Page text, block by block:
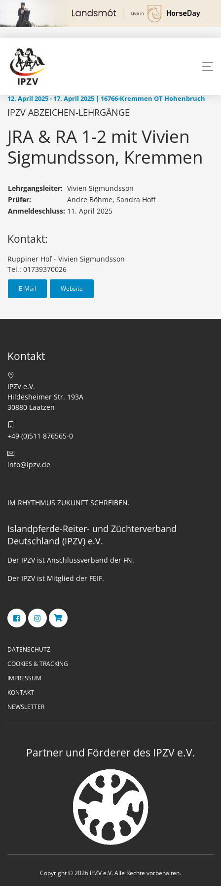
12. April 2025 - 17. April 2025 | 16766-Kremmen OT Hohenbruch
IPZV ABZEICHEN-LEHRGÄNGE
JRA & RA 1-2 mit Vivien
Sigmundsson, Kremmen
Lehrgangsleiter: Vivien Sigmundsson
Prüfer:
Andre Böhme, Sandra Hoff
Anmeldeschluss: 11. April 2025
Kontakt:
Ruppiner Hof - Vivien Sigmundsson
Tel.: 01739370026
E-Mail Website
Kontakt
IPZV e.V.
Hildesheimer Str. 193A
30880 Laatzen
+49 (0)511 876565-0
info@ipzv.de
IM RHYTHMUS ZUKUNFT SCHREIBEN.
Islandpferde-Reiter- und Züchterverband
Deutschland (IPZV) e.V.
Der IPZV ist Anschlussverband der FN.
Der IPZV ist Mitglied der FEIF.
DATENSCHUTZ
COOKIES & TRACKING
IMPRESSUM
KONTAKT
NEWSLETTER
Partner und Förderer des IPZV e.V.
Copyright © 2026 IPZV e.V. Alle Rechte vorbehalten.